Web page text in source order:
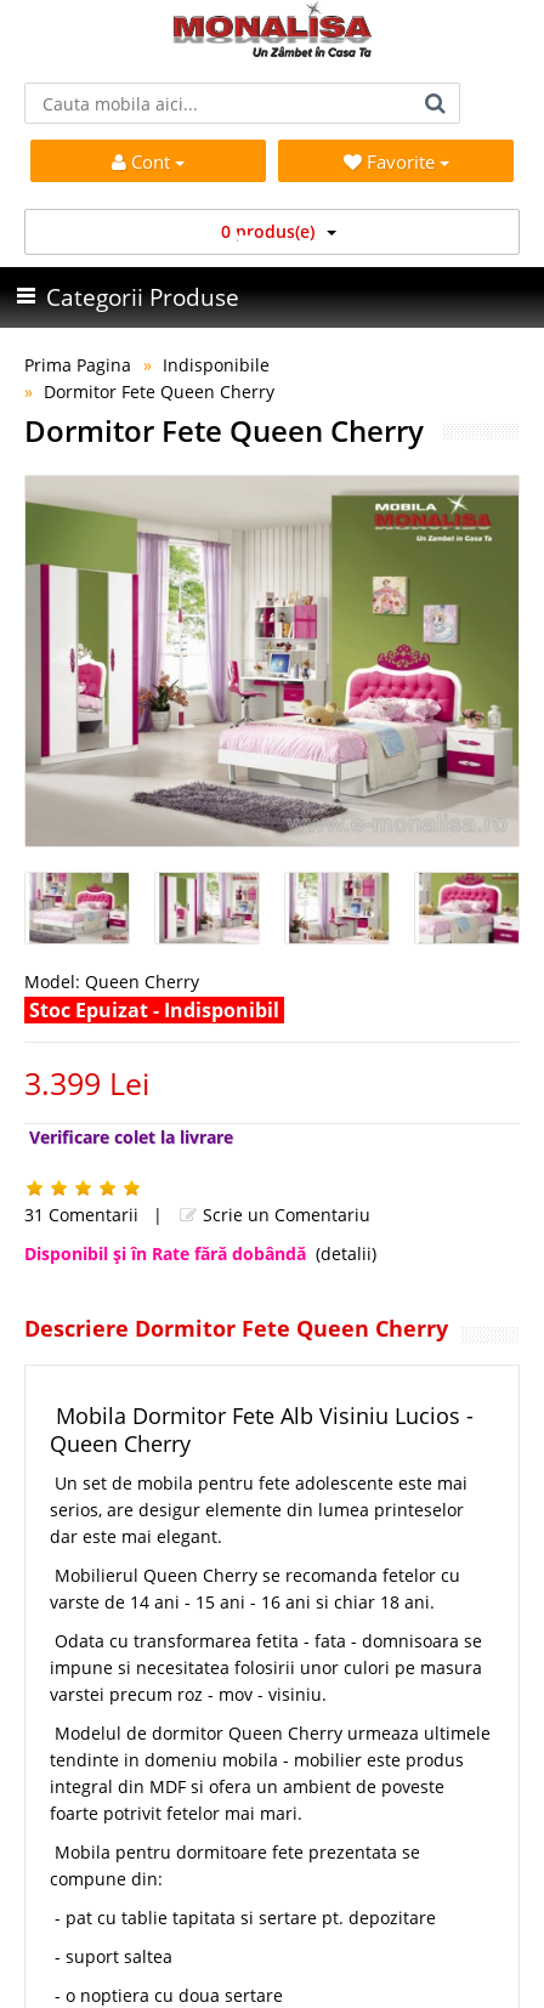
Cont Favorite
0 produs(e)
Categorii Produse
Prima Pagina
Indisponibile
Dormitor Fete Queen Cherry
Dormitor Fete Queen Cherry
Model: Queen Cherry
Stoc Epuizat - Indisponibil
3.399 Lei
Verificare colet la livrare
31 Comentarii |
Scrie un Comentariu
Disponibil şi în Rate fără dobândă (detalii)
Descriere Dormitor Fete Queen Cherry
Mobila Dormitor Fete Alb Visiniu Lucios -
Queen Cherry
Un set de mobila pentru fete adolescente este mai
serios, are desigur elemente din lumea printeselor
dar este mai elegant.
Mobilierul Queen Cherry se recomanda fetelor cu
varste de 14 ani - 15 ani - 16 ani si chiar 18 ani.
Odata cu transformarea fetita - fata - domnisoara se
impune si necesitatea folosirii unor culori pe masura
varstei precum roz - mov - visiniu.
Modelul de dormitor Queen Cherry urmeaza ultimele
tendinte in domeniu mobila - mobilier este produs
integral din MDF si ofera un ambient de poveste
foarte potrivit fetelor mai mari.
Mobila pentru dormitoare fete prezentata se
compune din:
- pat cu tablie tapitata si sertare pt. depozitare
- suport saltea
- o noptiera cu doua sertare